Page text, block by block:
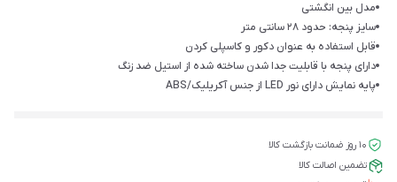
مدل بین انگشتی
سایز پنجه: حدود ۲۸ سانتی متر
قابل استفاده به عنوان دکور و کاسپلی کردن
دارای پنجه با قابلیت جدا شدن ساخته شده از استیل ضد زنگ
پایه نمایش دارای نور LED از جنس آکریلیک/ABS
۱۰ روز ضمانت بازگشت کالا
تضمین اصالت کالا